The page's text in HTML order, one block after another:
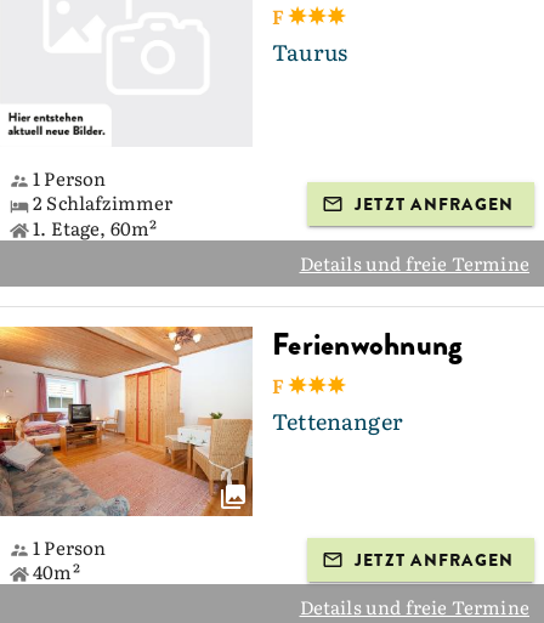
F
Taurus
1 Person
2 Schlafzimmer
1. Etage, 60m²
JETZT ANFRAGEN
Details und freie Termine
Ferienwohnung
F
Tettenanger
1 Person
40m²
JETZT ANFRAGEN
Details und freie Termine